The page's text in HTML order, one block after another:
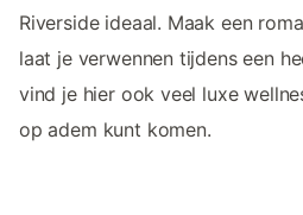
Riverside ideaal. Maak een
laat je verwennen tijdens een
vind je hier ook veel luxe
op adem kunt komen.